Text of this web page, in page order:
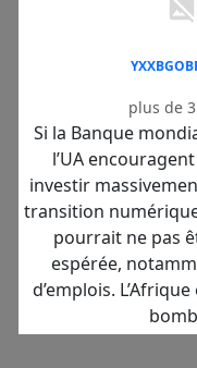
plus de
Si la Banque
l’UA
investir
transition
pourrait ne pas
espérée,
d’emplois.